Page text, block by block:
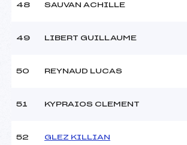
48 SAUVAN ACHILLE
49 LIBERT GUILLAUME
50 REYNAUD LUCAS
51 KYPRAIOS CLEMENT
52 GLEZ KILLIAN